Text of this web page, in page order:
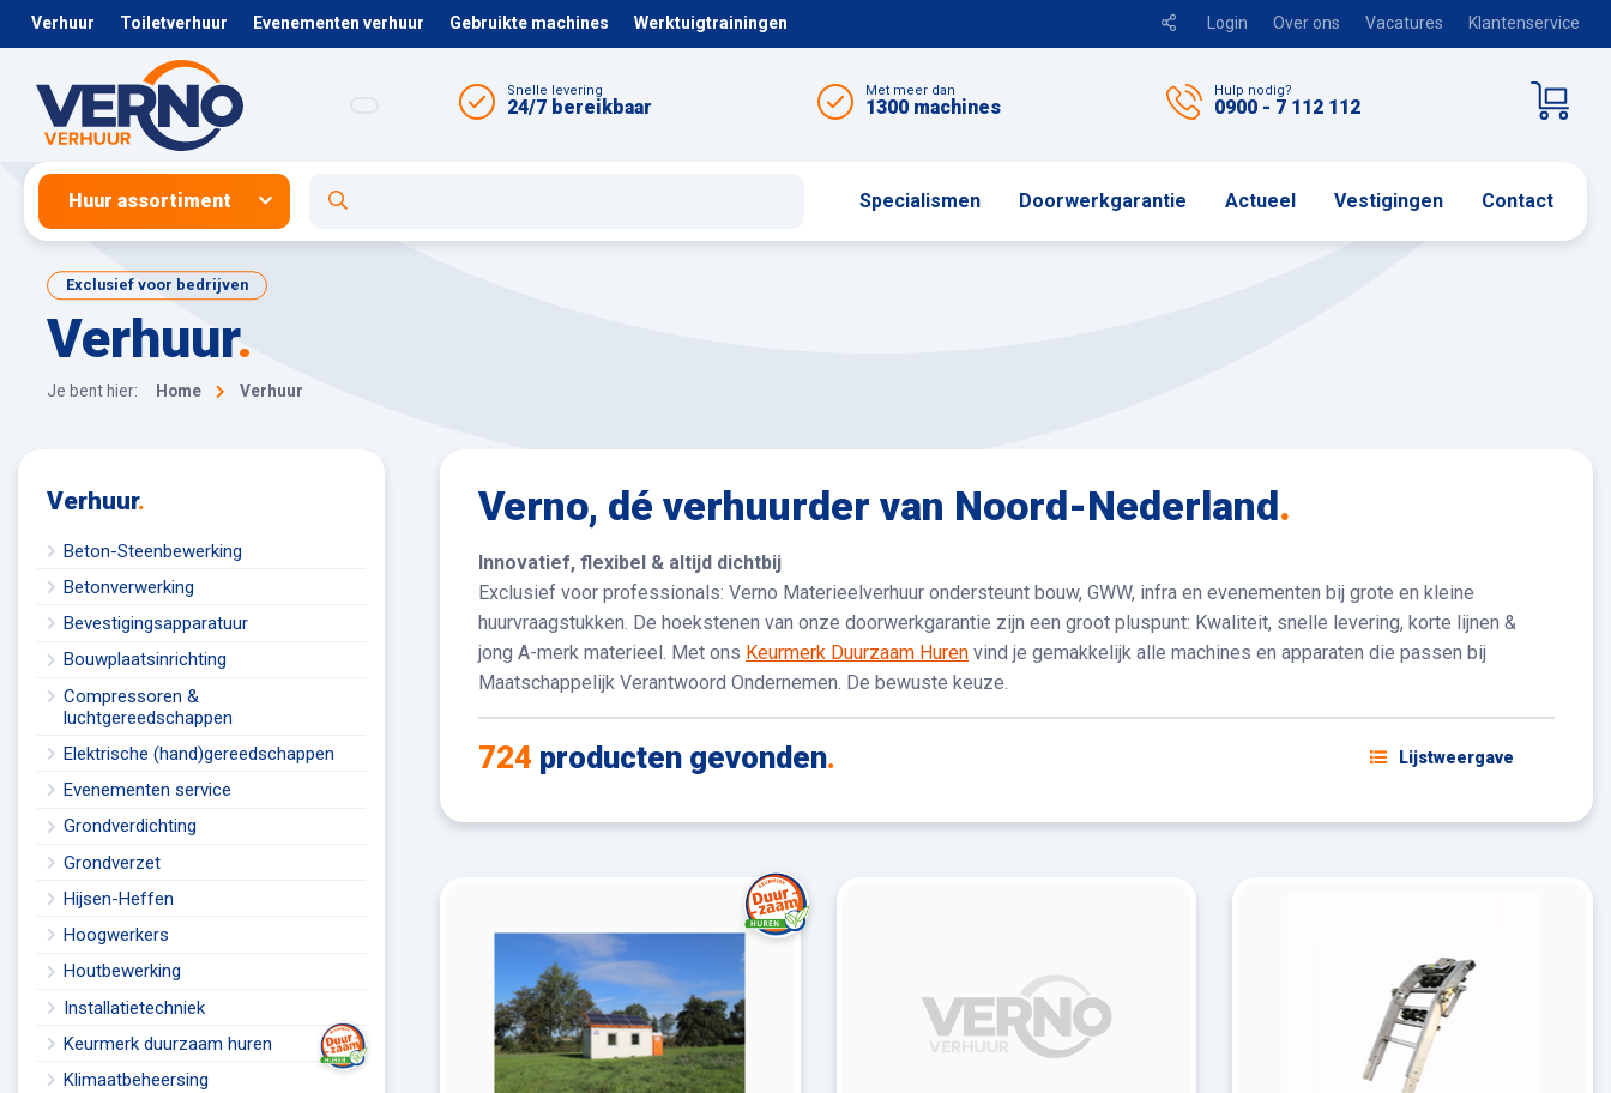
Verhuur Toiletverhuur Evenementen verhuur Gebruikte machines Werktuigtrainingen Login Over ons Vacatures Klantenservice
Snelle levering
24/7 bereikbaar
Met meer dan
1300 machines
Hulp nodig?
0900 - 7 112 112
Huur assortiment Specialismen Doorwerkgarantie Actueel Vestigingen Contact
Exclusief voor bedrijven
Verhuur.
Je bent hier: Home Verhuur
Verno, dé verhuurder van Noord-Nederland.
Innovatief, flexibel & altijd dichtbij
​Exclusief voor professionals: Verno Materieelverhuur ondersteunt bouw, GWW, infra en evenementen bij grote en kleine
huurvraagstukken. De hoekstenen van onze doorwerkgarantie zijn een groot pluspunt: Kwaliteit, snelle levering, korte lijnen &
jong A-merk materieel. Met ons Keurmerk Duurzaam Huren vind je gemakkelijk alle machines en apparaten die passen bij
Maatschappelijk Verantwoord Ondernemen. De bewuste keuze.
724 producten gevonden. Lijstweergave
Verhuur.
Beton-Steenbewerking
Betonverwerking
Bevestigingsapparatuur
Bouwplaatsinrichting
Compressoren &
luchtgereedschappen
Elektrische (hand)gereedschappen
Evenementen service
Grondverdichting
Grondverzet
Hijsen-Heffen
Hoogwerkers
Houtbewerking
Installatietechniek
Keurmerk duurzaam huren
Klimaatbeheersing